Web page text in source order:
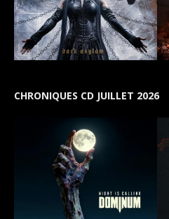
CHRONIQUES CD JUILLET 2026